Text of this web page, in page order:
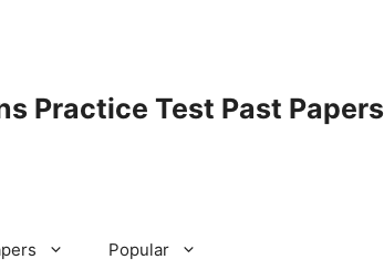
Practice Test Past Papers
Popular